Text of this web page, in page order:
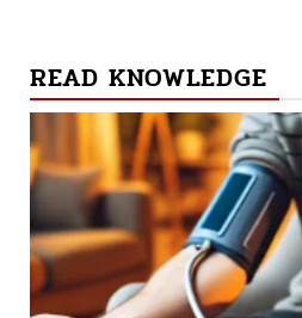
READ KNOWLEDGE